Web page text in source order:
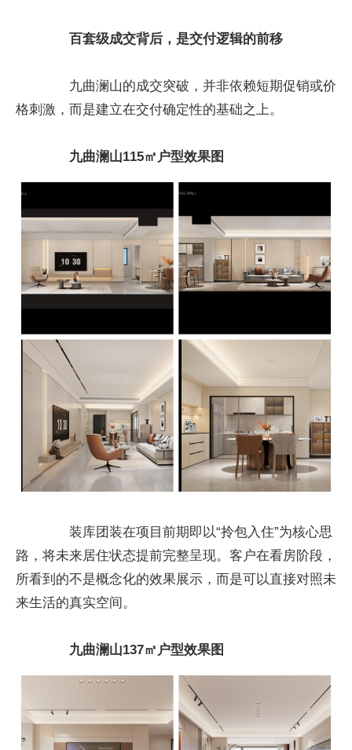
百套级成交背后，是交付逻辑的前移
九曲澜山的成交突破，并非依赖短期促销或价
格刺激，而是建立在交付确定性的基础之上。
九曲澜山115㎡户型效果图
装库团装在项目前期即以“拎包入住”为核心思
路，将未来居住状态提前完整呈现。客户在看房阶段，
所看到的不是概念化的效果展示，而是可以直接对照未
来生活的真实空间。
九曲澜山137㎡户型效果图